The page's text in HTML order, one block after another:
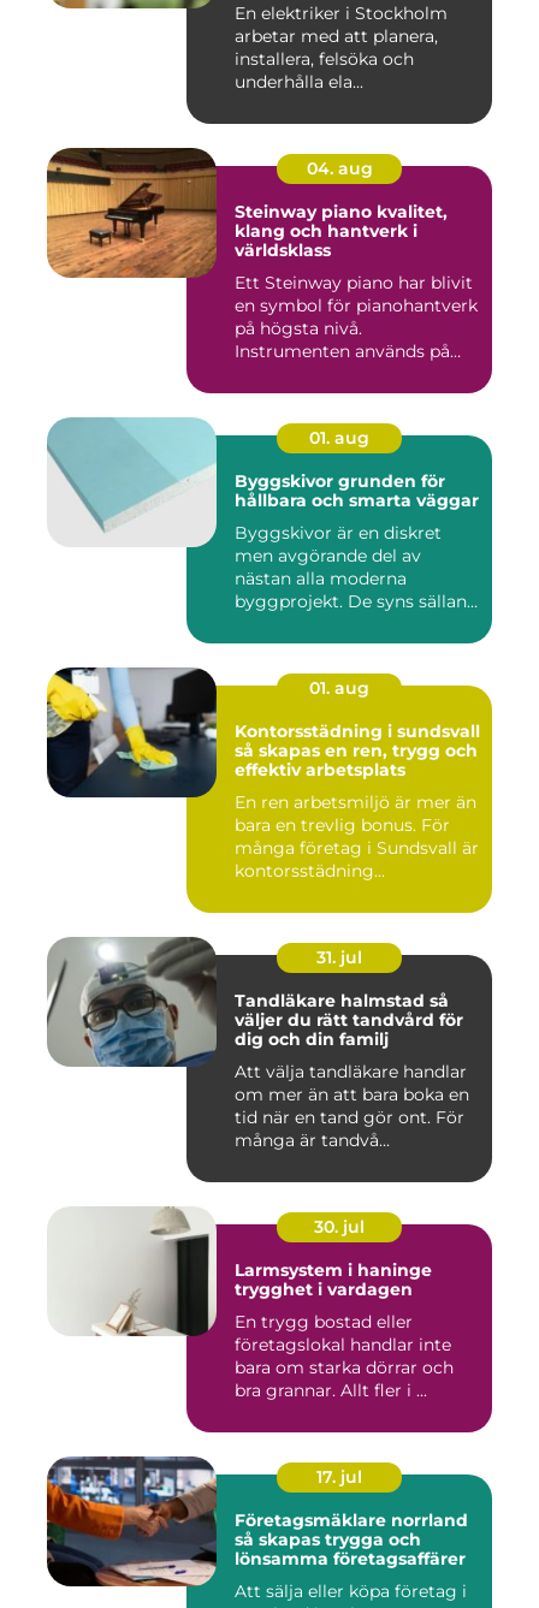
En elektriker i Stockholm
arbetar med att planera,
installera, felsöka och
underhålla ela...
04. aug
Steinway piano kvalitet,
klang och hantverk i
världsklass
Ett Steinway piano har blivit
en symbol för pianohantverk
på högsta nivå.
Instrumenten används på
01. aug
Byggskivor grunden för
hållbara och smarta väggar
Byggskivor är en diskret
men avgörande del av
nästan alla moderna
byggprojekt. De syns sällan
01. aug
Kontorsstädning i sundsvall
så skapas en ren, trygg och
effektiv arbetsplats
En ren arbetsmiljö är mer än
bara en trevlig bonus. För
många företag i Sundsvall är
kontorsstädning...
31. jul
Tandläkare halmstad så
väljer du rätt tandvård för
dig och din familj
Att välja tandläkare handlar
om mer än att bara boka en
tid när en tand gör ont. För
många är tandvå...
30. jul
Larmsystem i haninge
trygghet i vardagen
En trygg bostad eller
företagslokal handlar inte
bara om starka dörrar och
bra grannar. Allt fler i ...
17. jul
Företagsmäklare norrland
så skapas trygga och
lönsamma företagsaffärer
Att sälja eller köpa företag i